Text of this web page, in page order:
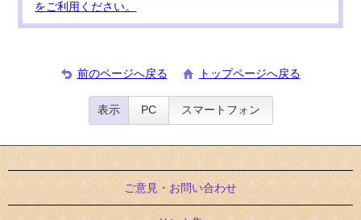
をご利用ください。
前のページへ戻る トップページへ戻る
表示 PC スマートフォン
ご意見・お問い合わせ